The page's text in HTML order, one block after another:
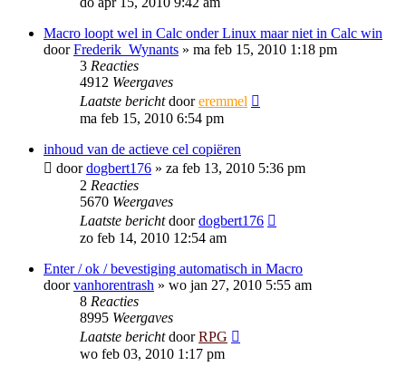
Macro loopt wel in Calc onder Linux maar niet in Calc win
doorFrederik_Wynants » ma feb 15, 2010 1:18 pm
3 Reacties
4912 Weergaves
Laatste berichtdooreremmel
ma feb 15, 2010 6:54 pm
inhoud van de actieve cel copiëren
doordogbert176 » za feb 13, 2010 5:36 pm
2 Reacties
5670 Weergaves
Laatste berichtdoordogbert176
zo feb 14, 2010 12:54 am
Enter / ok / bevestiging automatisch in Macro
doorvanhorentrash » wo jan 27, 2010 5:55 am
8 Reacties
8995 Weergaves
Laatste berichtdoorRPG
wo feb 03, 2010 1:17 pm